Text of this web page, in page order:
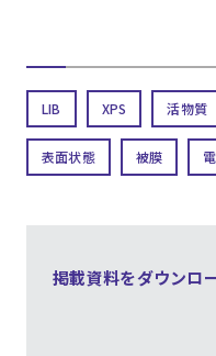
LIB XPS 活物質
表面状態 被膜
掲載資料をダウンロ